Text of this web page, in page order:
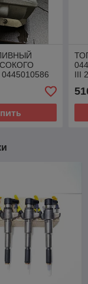
IVECO DAILY
III